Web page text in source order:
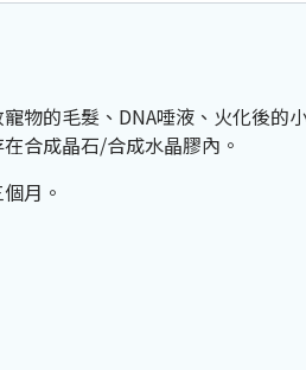
物的毛髮、DNA唾液、火化後的
合成晶石/合成水晶膠內。
月。